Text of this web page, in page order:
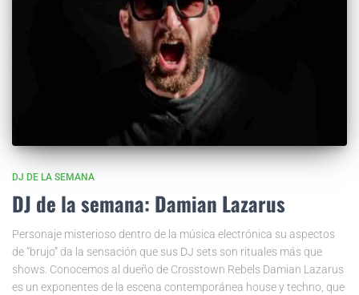
DJ DE LA SEMANA
DJ de la semana: Damian Lazarus
Personaje misterioso dentro de la música electrónica su aspectos
de “brujo” da la sensación que sus DJ sets son rituales más que
shows. Conocemos al dueño de Crosstown Rebels Damian Lazarus
es un exponentes de la escena contemporánea house y techno, que